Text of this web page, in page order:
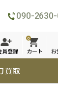
090-
員登録
0
カート お
買取